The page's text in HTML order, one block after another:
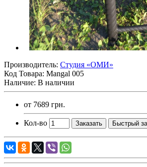
Производитель: Студия «ОМИ»
Код Товара: Mangal 005
Наличие: В наличии
от 7689 грн.
Кол-во Заказать Быстрый